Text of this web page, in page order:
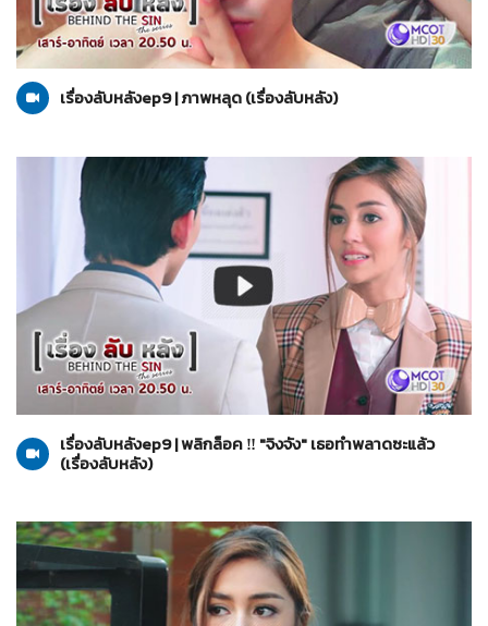
04-09-2564
เรื่องลับหลัง
เรื่องลับหลังep9 | ภาพหลุด (เรื่องลับหลัง)
04-09-2564
เรื่องลับหลัง
เรื่องลับหลังep9 | พลิกล็อค ‼ "จิงจัง" เธอทำพลาดซะแล้ว
(เรื่องลับหลัง)